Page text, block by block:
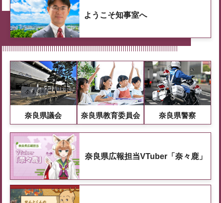
ようこそ知事室へ
奈良県議会 奈良県教育委員会 奈良県警察
奈良県広報担当VTuber「奈々鹿」